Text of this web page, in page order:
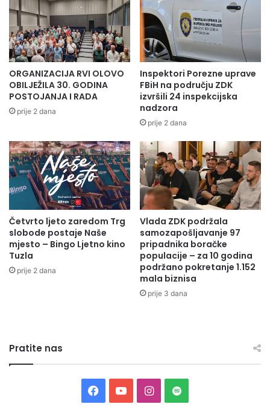
ORGANIZACIJA RVI OLOVO
OBILJEŽILA 30. GODINA
POSTOJANJA I RADA
prije 2 dana
Inspektori Porezne uprave
FBiH na području ZDK
izvršili 24 inspekcijska
nadzora
prije 2 dana
Četvrto ljeto zaredom Trg
slobode postaje Naše
mjesto – Bingo Ljetno kino
Tuzla
prije 2 dana
Vlada ZDK podržala
samozapošljavanje 97
pripadnika boračke
populacije – za 10 godina
podržano pokretanje 1.152
mala biznisa
prije 3 dana
Pratite nas
Facebook
YouTubeInstagram
Spotify